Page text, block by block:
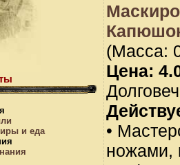
(Масса:
Цена:
•
ножами,
и еда